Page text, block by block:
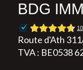
BDG
Route d'Ath
TVA : BE0538